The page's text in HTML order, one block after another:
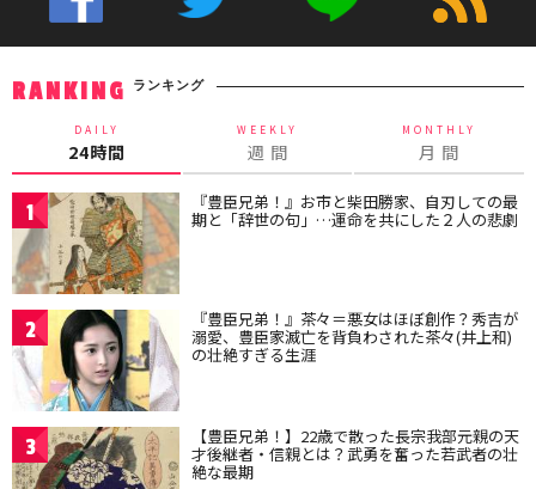
RANKING ランキング
DAILY
24時間
WEEKLY
週 間
MONTHLY
月 間
1 『豊臣兄弟！』お市と柴田勝家、自刃しての最
期と「辞世の句」…運命を共にした２人の悲劇
2 『豊臣兄弟！』茶々＝悪女はほぼ創作？秀吉が
溺愛、豊臣家滅亡を背負わされた茶々(井上和)
の壮絶すぎる生涯
3 【豊臣兄弟！】22歳で散った長宗我部元親の天
才後継者・信親とは？武勇を奮った若武者の壮
絶な最期